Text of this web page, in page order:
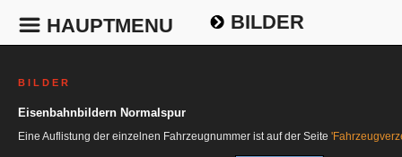
HAUPTMENU BILDER
B I L D E R
Eisenbahnbildern Normalspur
Eine Auflistung der einzelnen Fahrzeugnummer ist auf der Seite